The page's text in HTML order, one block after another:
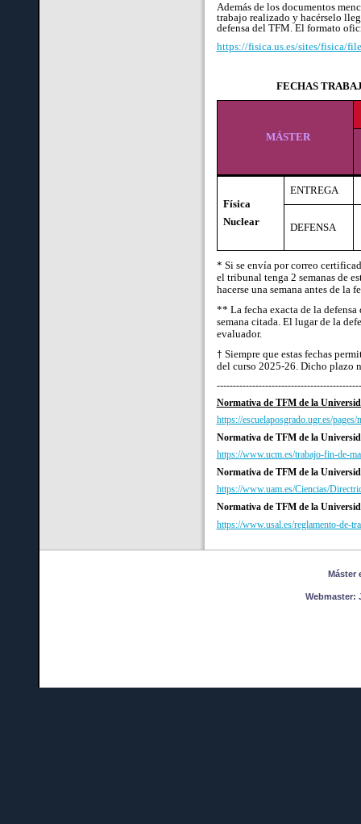
Además de los documentos
trabajo realizado y hacérselo
defensa del TFM. El formato
https://fisica.us.es/sites/fisica/
FECHAS
MÁSTER
Física
Nuclear
ENTREGA
DEFENSA
* Si se envía por correo
el tribunal tenga 2 semanas de
hacerse una semana antes de la
** La fecha exacta de la
semana citada. El lugar de la
evaluador.
† Siempre que estas fechas
del curso 2025-26. Dicho plazo
Normativa de TFM de la
https://escuelaposgrado.ugr.es/
Normativa de TFM de la
https://www.ucm.es/trabajo-fin-de-
Normativa de TFM de la
https://www.uam.es/Ciencias/
Normativa de TFM de la
https://www.usal.es/reglamento-de-
Máster
Webmaster: